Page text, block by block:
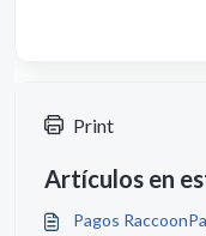
Print
Artículos en
Pagos